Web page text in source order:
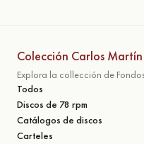
Colección Carlos
Explora la collección de
Todos
Discos de 78 rpm
Catálogos de discos
Carteles